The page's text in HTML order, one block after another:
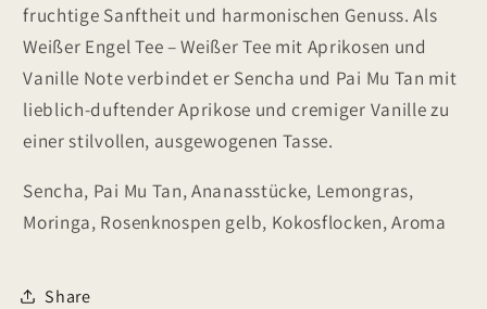
fruchtige Sanftheit und harmonischen Genuss. Als
Weißer Engel Tee – Weißer Tee mit Aprikosen und
Vanille Note verbindet er Sencha und Pai Mu Tan mit
lieblich-duftender Aprikose und cremiger Vanille zu
einer stilvollen, ausgewogenen Tasse.
Sencha, Pai Mu Tan, Ananasstücke, Lemongras,
Moringa, Rosenknospen gelb, Kokosflocken, Aroma
Share